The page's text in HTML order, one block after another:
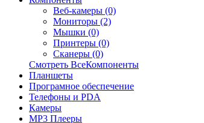
Веб-камеры (0)
Мониторы (2)
Мышки (0)
Принтеры (0)
Сканеры (0)
Смотреть ВсеКомпоненты
Планшеты
Програмное обеспечение
Телефоны и PDA
Камеры
MP3 Плееры